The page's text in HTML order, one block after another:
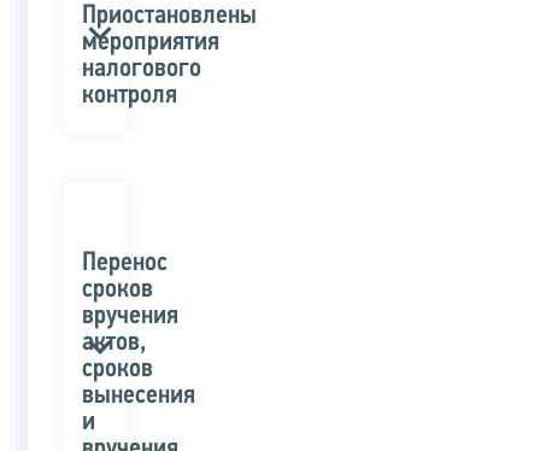
Приостановлены
мероприятия
налогового
контроля
Перенос
сроков
вручения
актов,
сроков
вынесения
и